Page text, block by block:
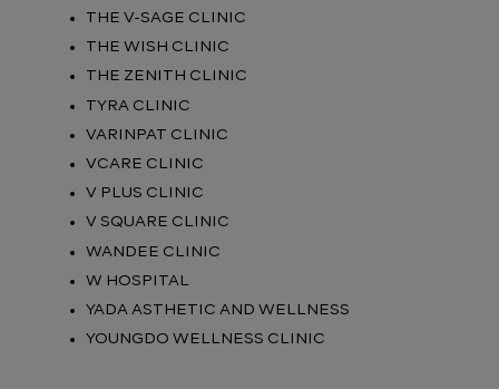
THE V-SAGE CLINIC
THE WISH CLINIC
THE ZENITH CLINIC
TYRA CLINIC
VARINPAT CLINIC
VCARE CLINIC
V PLUS CLINIC
V SQUARE CLINIC
WANDEE CLINIC
W HOSPITAL
YADA ASTHETIC AND WELLNESS
YOUNGDO WELLNESS CLINIC